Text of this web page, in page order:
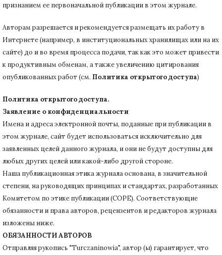
признанием ее первоначальной публикации в этом журнале.
Авторам разрешается и рекомендуется размещать их работу в
Интернете (например, в институциональных хранилищах или на их
сайте) до и во время процесса подачи, так как это может привести
к продуктивным обменам, а также увеличению цитирования
опубликованных работ (см. Политика открытого доступа)
Политика открытого доступа.
Заявление о конфиденциальности
Имена и адреса электронной почты, поданные при публикации в
этом журнале, сайт будет использоваться исключительно для
заявленных целей данного журнала, и они не будут доступны для
любых других целей или какой-либо другой стороне.
Наша публикационная этика журнала основана, в значительной
степени, на руководящих принципах и стандартах, разработанных
Комитетом по этике публикации (COPE). Соответствующие
обязанности и права авторов, рецензентов и редакторов журнала
изложены ниже.
ОБЯЗАННОСТИ АВТОРОВ
Отправляя рукопись "Turczaninowia", автор (ы) гарантирует, что